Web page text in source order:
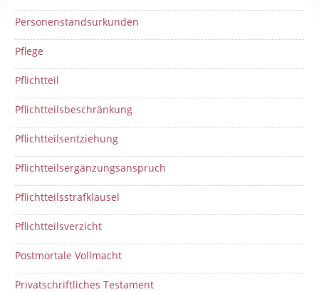
Personenstandsurkunden
Pflege
Pflichtteil
Pflichtteilsbeschränkung
Pflichtteilsentziehung
Pflichtteilsergänzungsanspruch
Pflichtteilsstrafklausel
Pflichtteilsverzicht
Postmortale Vollmacht
Privatschriftliches Testament